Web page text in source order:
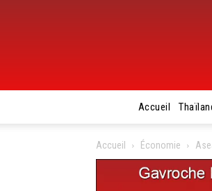
Accueil
Accueil Économie